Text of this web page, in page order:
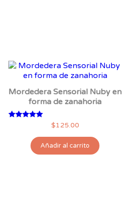
Mordedera Sensorial Nuby en
forma de zanahoria
de 5
$125.00
Añadir al carrito